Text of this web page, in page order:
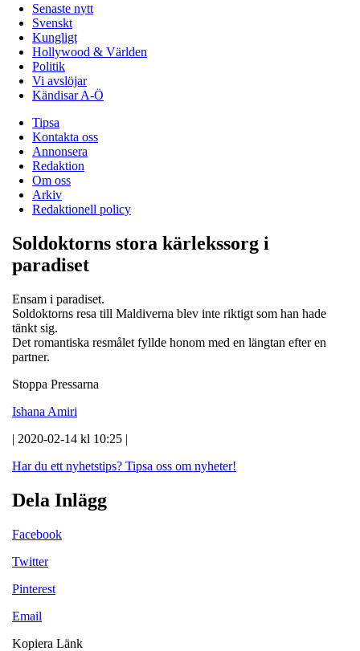
Senaste nytt
Svenskt
Kungligt
Hollywood & Världen
Politik
Vi avslöjar
Kändisar A-Ö
Tipsa
Kontakta oss
Annonsera
Redaktion
Om oss
Arkiv
Redaktionell policy
Soldoktorns stora kärlekssorg i
paradiset
Ensam i paradiset.
Soldoktorns resa till Maldiverna blev inte riktigt som han hade
tänkt sig.
Det romantiska resmålet fyllde honom med en längtan efter en
partner.
Stoppa Pressarna
Ishana Amiri
| 2020-02-14 kl 10:25 |
Har du ett nyhetstips? Tipsa oss om nyheter!
Dela Inlägg
Facebook
Twitter
Pinterest
Email
Kopiera Länk